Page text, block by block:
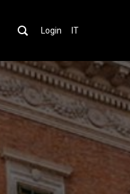
Login IT